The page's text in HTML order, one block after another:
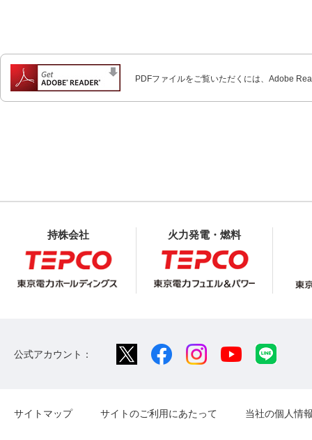
PDFファイルをご覧いただくには、Adobe
持株会社 火力発電・燃料
公式アカウント：
サイトマップ サイトのご利用にあたって 当社の個人情